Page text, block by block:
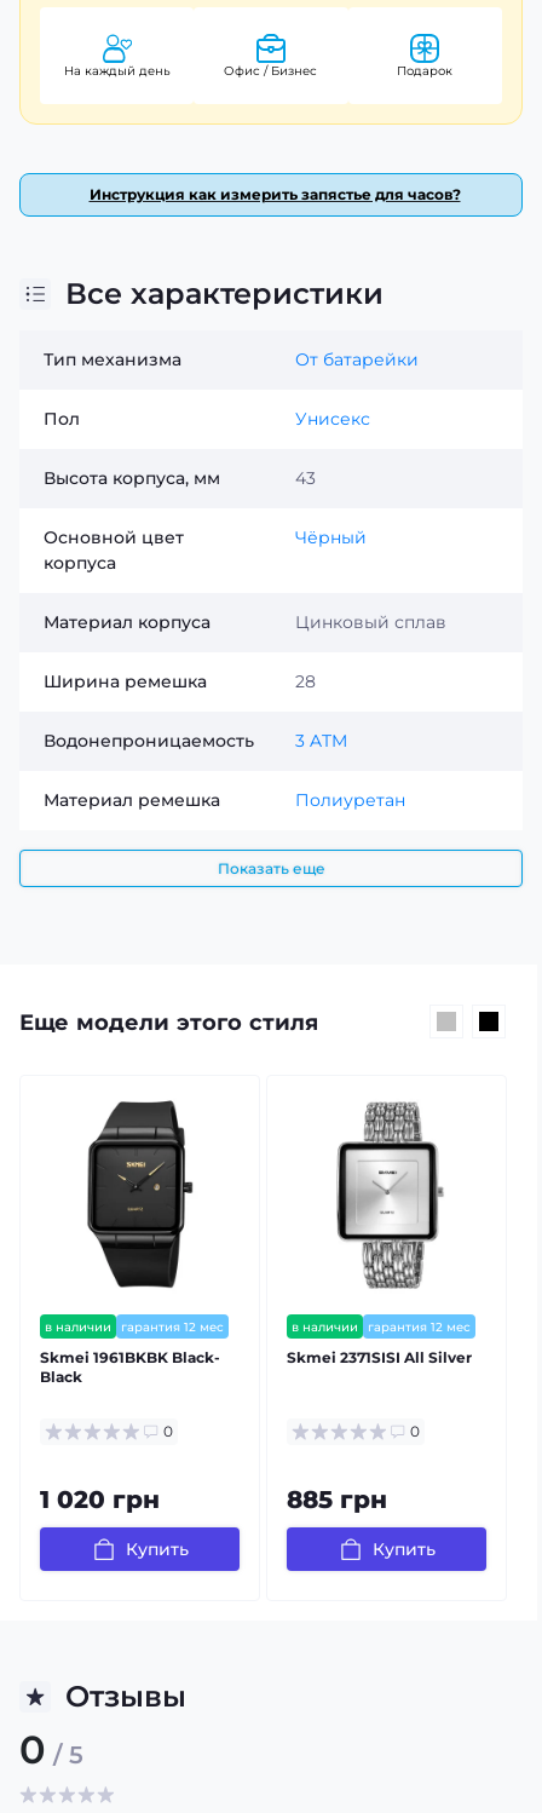
На каждый день Офис / Бизнес Подарок
Инструкция как измерить запястье для часов?
Все характеристики
Тип механизма От батарейки
Пол Унисекс
Высота корпуса, мм 43
Основной цвет
корпуса
Чёрный
Материал корпуса Цинковый сплав
Ширина ремешка 28
Водонепроницаемость 3 ATM
Материал ремешка Полиуретан
Показать еще
Еще модели этого стиля
в наличии гарантия 12 мес
Skmei 1961BKBK Black-
Black
0
1 020 грн
Купить
в наличии гарантия 12 мес
Skmei 2371SISI All Silver
0
885 грн
Купить
Отзывы
0 / 5